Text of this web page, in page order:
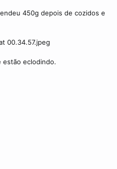
450g depois de cozidos e
estão eclodindo.